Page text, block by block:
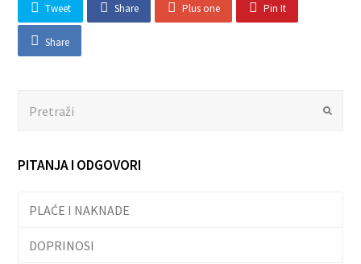
Tweet Share Plus one Pin It
Share
PITANJA I ODGOVORI
PLAĆE I NAKNADE
DOPRINOSI